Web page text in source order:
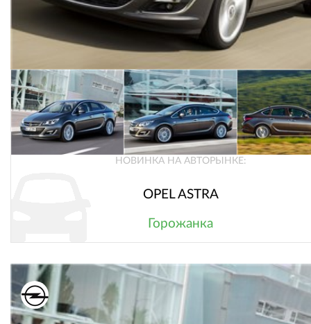
НОВИНКА НА АВТОРЫНКЕ:
OPEL ASTRA
Горожанка